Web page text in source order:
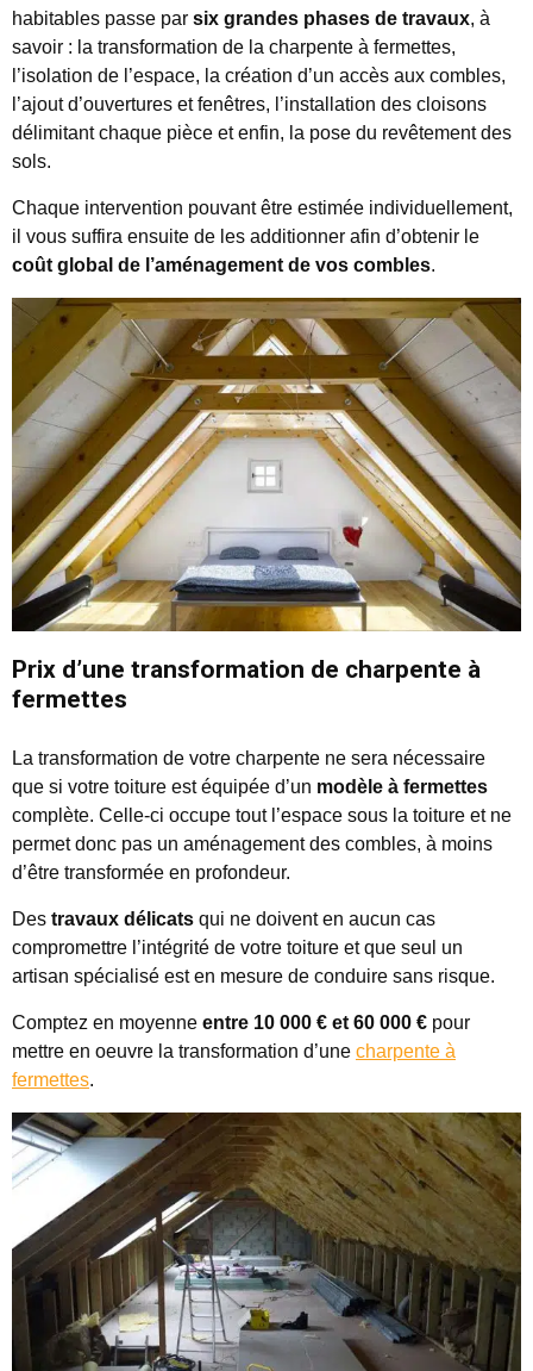
habitables passe par six grandes phases de travaux, à
savoir : la transformation de la charpente à fermettes,
l’isolation de l’espace, la création d’un accès aux combles,
l’ajout d’ouvertures et fenêtres, l’installation des cloisons
délimitant chaque pièce et enfin, la pose du revêtement des
sols.
Chaque intervention pouvant être estimée individuellement,
il vous suffira ensuite de les additionner afin d’obtenir le
coût global de l’aménagement de vos combles.
Prix d’une transformation de charpente à
fermettes
La transformation de votre charpente ne sera nécessaire
que si votre toiture est équipée d’un modèle à fermettes
complète. Celle-ci occupe tout l’espace sous la toiture et ne
permet donc pas un aménagement des combles, à moins
d’être transformée en profondeur.
Des travaux délicats qui ne doivent en aucun cas
compromettre l’intégrité de votre toiture et que seul un
artisan spécialisé est en mesure de conduire sans risque.
Comptez en moyenne entre 10 000 € et 60 000 € pour
mettre en oeuvre la transformation d’une charpente à
fermettes.